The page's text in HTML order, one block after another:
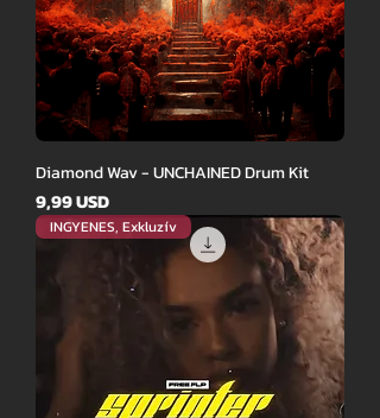
Diamond Wav - UNCHAINED Drum Kit
Ár
9,99 USD
INGYENES, Exkluzív